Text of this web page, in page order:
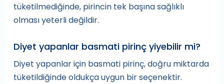
tüketilmediğinde, pirincin tek başına sağlıklı
olması yeterli değildir.
Diyet yapanlar basmati pirinç yiyebilir mi?
Diyet yapanlar için basmati pirinç, doğru miktarda
tüketildiğinde oldukça uygun bir seçenektir.